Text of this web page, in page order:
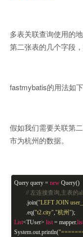
多表关联查询使用的
第二张表的几个字段
fastmybatis的用法如下
假如我们需要关联第
市为杭州的数据。
Query query = newQuery()
// 左连接查询,主表的
.join("LEFT JOIN
.eq("t2.city" "杭州");
List<TUser> list= mapper.
System.out.println(